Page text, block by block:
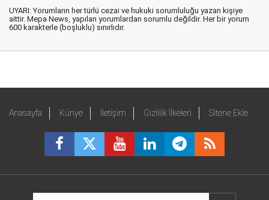
UYARI: Yorumların her türlü cezai ve hukuki sorumluluğu yazan kişiye
aittir. Mepa News, yapılan yorumlardan sorumlu değildir. Her bir yorum
600 karakterle (boşluklu) sınırlıdır.
Anasayfa Künye İletişim Gizlilik İlkeleri Sitene Ekle